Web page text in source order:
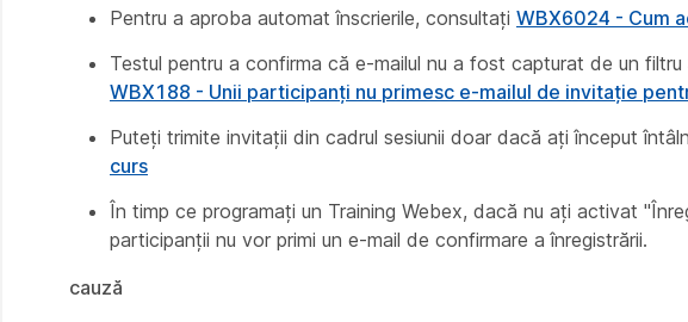
Pentru a aproba automat înscrierile, consultați WBX6024 - Cum
Testul pentru a confirma că e-mailul nu a fost capturat de un
WBX188 - Unii participanți nu primesc e-mailul de invitație
Puteți trimite invitații din cadrul sesiunii doar dacă ați început
curs
În timp ce programați un Training Webex, dacă nu ați activat
participanții nu vor primi un e-mail de confirmare a înregistrării.
cauză